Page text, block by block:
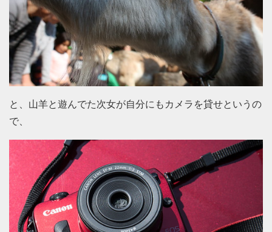
と、山羊と遊んでた次女が自分にもカメラを貸せというの
で、